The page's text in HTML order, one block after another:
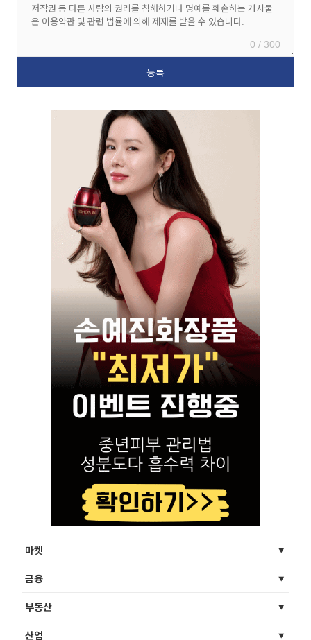
0 / 300
마켓
금융
부동산
산업